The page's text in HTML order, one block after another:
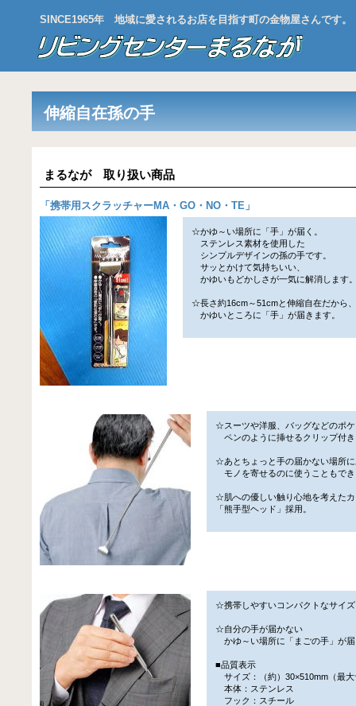
SINCE1965年 地域に愛されるお店を目指す町の金物屋さんです。
伸縮自在孫の手
まるなが 取り扱い商品
「 携帯用スクラッチャーMA・GO・NO・TE 」
☆かゆ～い場所に「手」が届く。
ステンレス素材を使用した
シンプルデザインの孫の手です。
サッとかけて気持ちいい、
かゆいもどかしさが一気に解消します
☆長さ約16cm～51cmと伸縮自在だから
かゆいところに「手」が届きます。
☆スーツや洋服、バッグなどのポ
ペンのように挿せるクリップ付
☆あとちょっと手の届かない場所
モノを寄せるのに使うこともで
☆肌への優しい触り心地を考えた
「熊手型ヘッド」採用。
☆携帯しやすいコンパクトなサイ
☆自分の手が届かない
かゆ～い場所に「まごの手」が
■品質表示
サイズ：（約）30×510mm（最大
本体：ステンレス
フック：スチール